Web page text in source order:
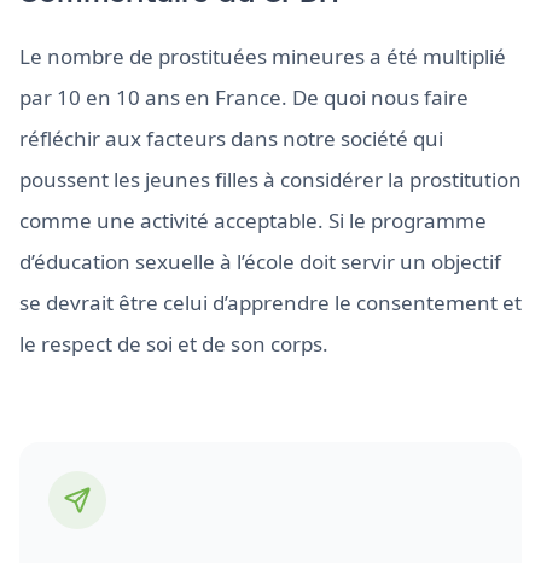
Le nombre de prostituées mineures a été multiplié
par 10 en 10 ans en France. De quoi nous faire
réfléchir aux facteurs dans notre société qui
poussent les jeunes filles à considérer la prostitution
comme une activité acceptable. Si le programme
d’éducation sexuelle à l’école doit servir un objectif
se devrait être celui d’apprendre le consentement et
le respect de soi et de son corps.